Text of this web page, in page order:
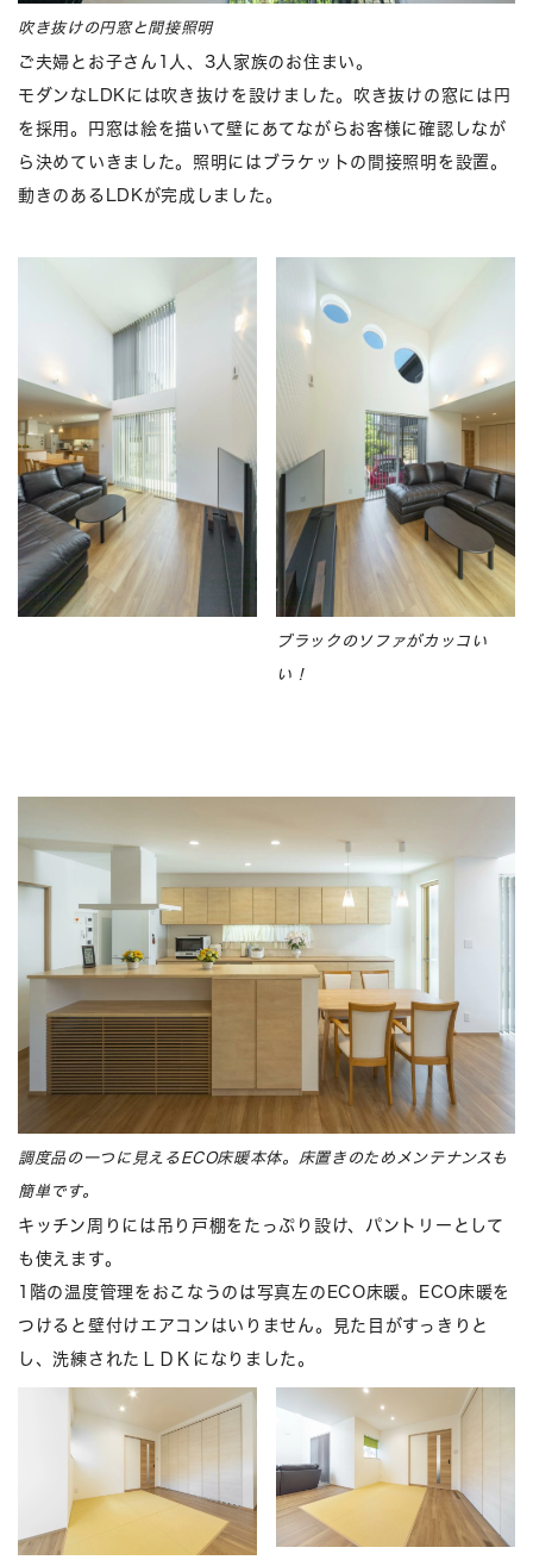
吹き抜けの円窓と間接照明
ご夫婦とお子さん1人、3人家族のお住まい。
モダンなLDKには吹き抜けを設けました。吹き抜けの窓には円
を採用。円窓は絵を描いて壁にあてながらお客様に確認しなが
ら決めていきました。照明にはブラケットの間接照明を設置。
動きのあるLDKが完成しました。
ブラックのソファがカッコい
い！
調度品の一つに見えるECO床暖本体。床置きのためメンテナンスも
簡単です。
キッチン周りには吊り戸棚をたっぷり設け、パントリーとして
も使えます。
1階の温度管理をおこなうのは写真左のECO床暖。ECO床暖を
つけると壁付けエアコンはいりません。見た目がすっきりと
し、洗練されたＬＤＫになりました。